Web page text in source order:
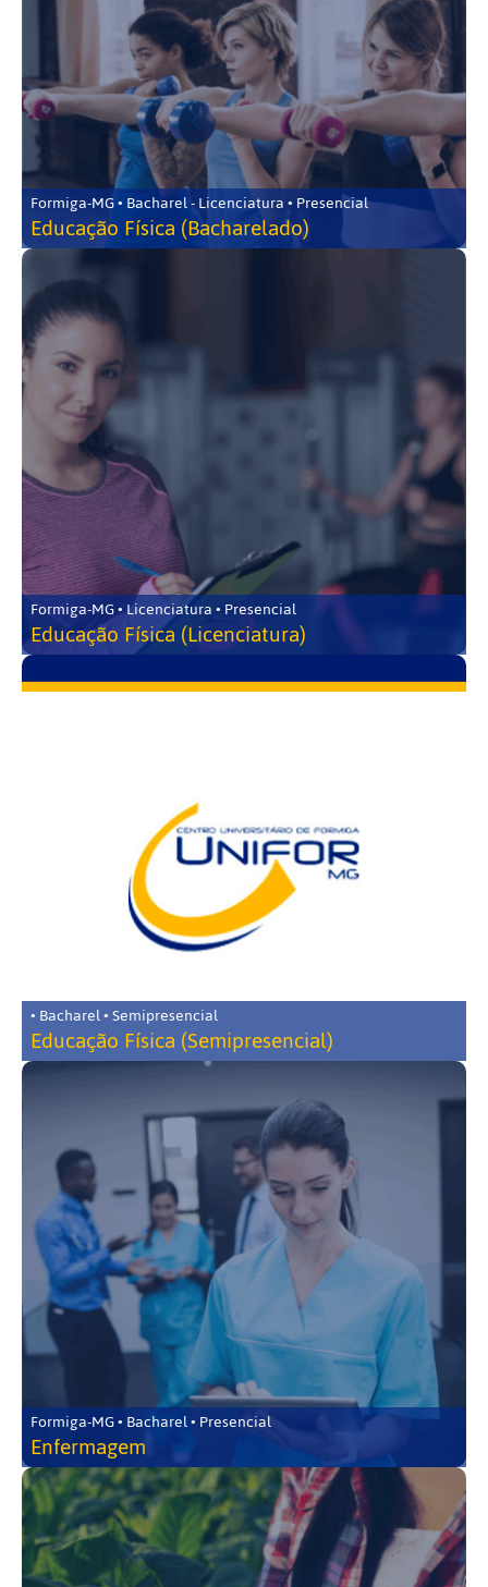
Formiga-MG • Bacharel - Licenciatura • Presencial
Educação Física (Bacharelado)
Formiga-MG • Licenciatura • Presencial
Educação Física (Licenciatura)
• Bacharel • Semipresencial
Educação Física (Semipresencial)
Formiga-MG • Bacharel • Presencial
Enfermagem